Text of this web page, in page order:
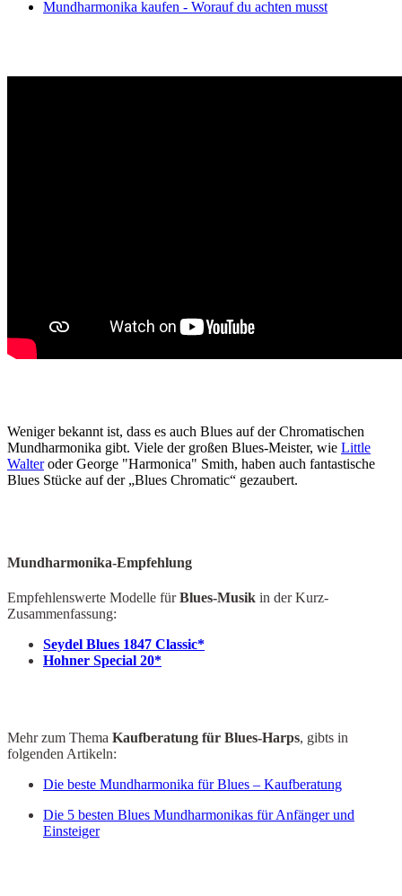
Mundharmonika kaufen - Worauf du achten musst
Weniger bekannt ist, dass es auch Blues auf der Chromatischen
Mundharmonika gibt. Viele der großen Blues-Meister, wie Little
Walteroder George "Harmonica" Smith, haben auch fantastische
Blues Stücke auf der „Blues Chromatic“ gezaubert.
Mundharmonika-Empfehlung
Empfehlenswerte Modelle fürBlues-Musik in der Kurz-
Zusammenfassung:
Seydel Blues 1847 Classic*
Hohner Special 20*
Mehr zum Thema Kaufberatung für Blues-Harps, gibts in
folgenden Artikeln:
Die beste Mundharmonika für Blues – Kaufberatung
Die 5 besten Blues Mundharmonikas für Anfänger und
Einsteiger